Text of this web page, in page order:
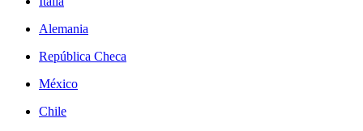
Alemania
República Checa
México
Chile